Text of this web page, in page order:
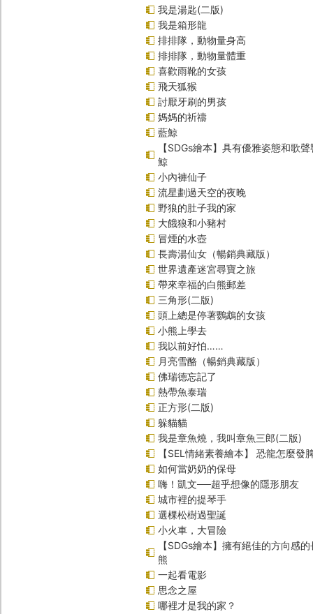
我是湯匙(二版)
我是箱形龍
排排隊，動物量身高
排排隊，動物量體重
喜歡雨靴的女孩
飛天狐猴
討厭牙刷的男孩
媽媽的祈禱
藍鯨
【SDGs繪本】具有優雅姿態和歌
鯨
小內褲仙子
流星劃過天空的夜晚
野狼的肚子我的家
大餓狼和小豬村
冒煙的水壺
長壽湯仙女（暢銷典藏版）
世界遺產迷宮尋寶之旅
帶來幸福的白熊郵差
三角形(二版)
頭上總是停著鸚鵡的女孩
小熊上學去
我以前好怕……
月亮雪酪（暢銷典藏版）
佛瑞德忘記了
熱帶魚泰瑞
正方形(二版)
躲貓貓
我是章魚燒，我叫章魚三郎(二版)
【SEL情緒素養繪本】 恐龍怎麼發
如何當奶奶的保母
嗨！凱文──超乎想像的隱形朋友
城市裡的提琴手
選棵松樹過聖誕
小火車，大冒險
【SDGs繪本】擁有絕佳的方向感
熊
一起看電影
思念之屋
哪裡才是我的家？